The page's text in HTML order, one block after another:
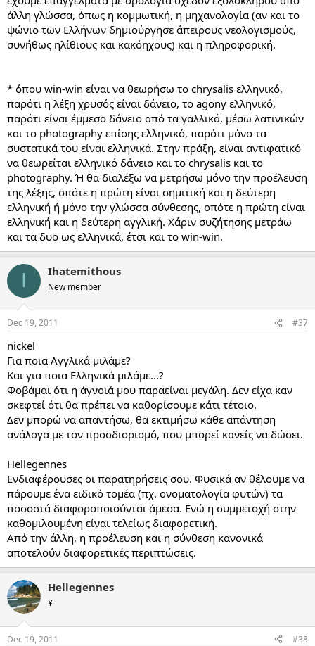
άλλη γλώσσα, όπως η κομμωτική, η μηχανολογία (αν και το
ψώνιο των Ελλήνων δημιούργησε άπειρους νεολογισμούς,
συνήθως ηλίθιους και κακόηχους) και η πληροφορική.
* όπου win-win είναι να θεωρήσω το chrysalis ελληνικό,
παρότι η λέξη χρυσός είναι δάνειο, το agony ελληνικό,
παρότι είναι έμμεσο δάνειο από τα γαλλικά, μέσω λατινικών
και το photography επίσης ελληνικό, παρότι μόνο τα
συστατικά του είναι ελληνικά. Στην πράξη, είναι αντιφατικό
να θεωρείται ελληνικό δάνειο και το chrysalis και το
photography. Ή θα διαλέξω να μετρήσω μόνο την προέλευση
της λέξης, οπότε η πρώτη είναι σημιτική και η δεύτερη
ελληνική ή μόνο την γλώσσα σύνθεσης, οπότε η πρώτη είναι
ελληνική και η δεύτερη αγγλική. Χάριν συζήτησης μετράω
και τα δυο ως ελληνικά, έτσι και το win-win.
I Ihatemithous
New member
Dec 19, 2011 #37
nickel
Για ποια Αγγλικά μιλάμε?
Και για ποια Ελληνικά μιλάμε...?
Φοβάμαι ότι η άγνοιά μου παραείναι μεγάλη. Δεν είχα καν
σκεφτεί ότι θα πρέπει να καθορίσουμε κάτι τέτοιο.
Δεν μπορώ να απαντήσω, θα εκτιμήσω κάθε απάντηση
ανάλογα με τον προσδιορισμό, που μπορεί κανείς να δώσει.
Hellegennes
Ενδιαφέρουσες οι παρατηρήσεις σου. Φυσικά αν θέλουμε να
πάρουμε ένα ειδικό τομέα (πχ. ονοματολογία φυτών) τα
ποσοστά διαφοροποιούνται άμεσα. Ενώ η συμμετοχή στην
καθομιλουμένη είναι τελείως διαφορετική.
Από την άλλη, η προέλευση και η σύνθεση κανονικά
αποτελούν διαφορετικές περιπτώσεις.
Hellegennes
¥
Dec 19, 2011 #38